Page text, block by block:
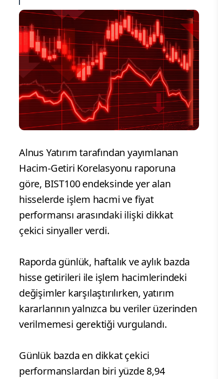
Alnus Yatırım tarafından yayımlanan
Hacim-Getiri Korelasyonu raporuna
göre, BIST100 endeksinde yer alan
hisselerde işlem hacmi ve fiyat
performansı arasındaki ilişki dikkat
çekici sinyaller verdi.
Raporda günlük, haftalık ve aylık bazda
hisse getirileri ile işlem hacimlerindeki
değişimler karşılaştırılırken, yatırım
kararlarının yalnızca bu veriler üzerinden
verilmemesi gerektiği vurgulandı.
Günlük bazda en dikkat çekici
performanslardan biri yüzde 8,94